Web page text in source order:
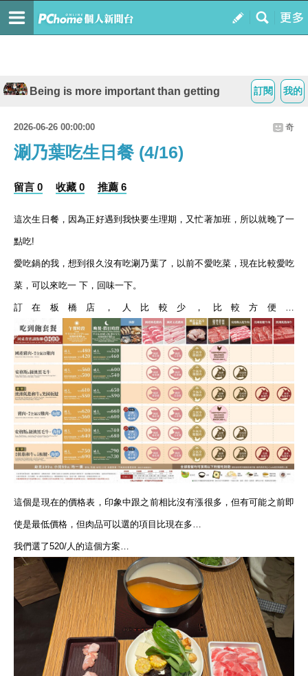
我的
訂閱
Being is more important than getting
2026-06-26 00:00:00 奇
涮乃葉吃生日餐 (4/16)
留言 0 收藏 0 推薦 6
這次生日餐，因為正好遇到我快要生理期，又忙著加班，所以就晚了一
點吃!
愛吃鍋的我，想到很久沒有吃涮乃葉了，以前不愛吃菜，現在比較愛吃
菜，可以來吃一 下，回味一下。
訂在板橋店，人比較少，比較方便…
這個是現在的價格表，印象中跟之前相比沒有漲很多，但有可能之前即
使是最低價格，但肉品可以選的項目比現在多…
我們選了520/人的這個方案…